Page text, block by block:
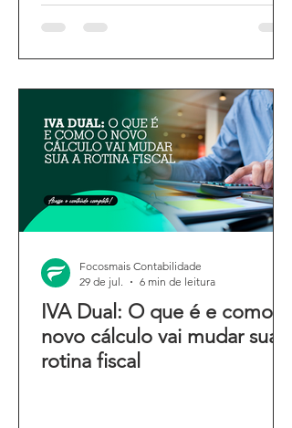
IVA Dual: O que é e como o
novo cálculo vai mudar sua
rotina fiscal
Focosmais Contabilidade
29 de jul.
6 min de leitura